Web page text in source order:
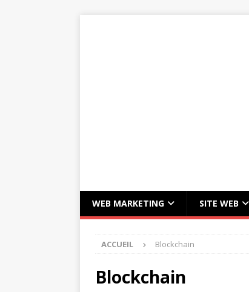
WEB MARKETING SITE WEB
ACCUEIL Blockchain
Blockchain